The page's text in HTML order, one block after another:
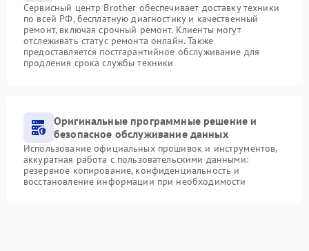
Сервисный центр Brother обеспечивает доставку техники
по всей РФ, бесплатную диагностику и качественный
ремонт, включая срочный ремонт. Клиенты могут
отслеживать статус ремонта онлайн. Также
предоставляется постгарантийное обслуживание для
продления срока службы техники
Оригинальные программные решение и
безопасное обслуживание данных
Использование официальных прошивок и инструментов,
аккуратная работа с пользовательскими данными:
резервное копирование, конфиденциальность и
восстановление информации при необходимости